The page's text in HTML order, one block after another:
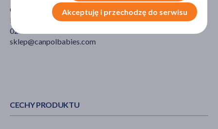
Canpol Sp. z o. o.
Puławska 430
02-884 Warszawa
sklep@canpolbabies.com
CECHY PRODUKTU
Akceptuję i przechodzę do serwisu